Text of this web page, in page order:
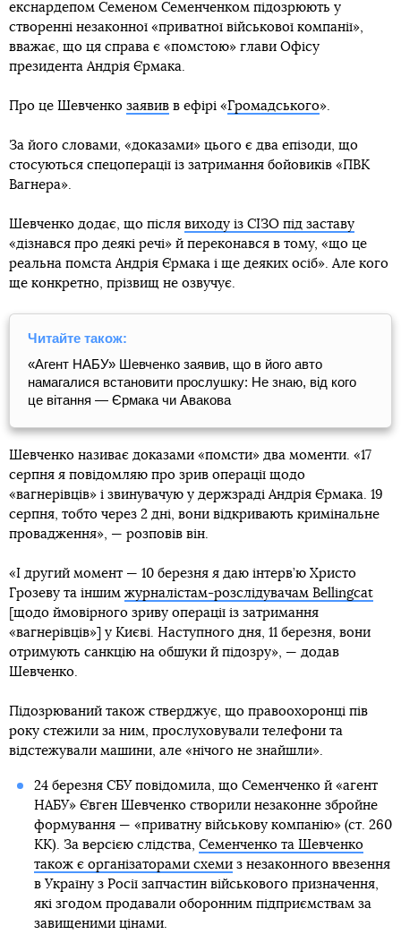
екснардепом Семеном Семенченком підозрюють у
створенні незаконної «приватної військової компанії»,
вважає, що ця справа є «помстою» глави Офісу
президента Андрія Єрмака.
Про це Шевченко заявив в ефірі «Громадського».
За його словами, «доказами» цього є два епізоди, що
стосуються спецоперації із затримання бойовиків «ПВК
Вагнера».
Шевченко додає, що після виходу із СІЗО під заставу
«дізнався про деякі речі» й переконався в тому, «що це
реальна помста Андрія Єрмака і ще деяких осіб». Але кого
ще конкретно, прізвищ не озвучує.
Читайте також:
«Агент НАБУ» Шевченко заявив, що в його авто
намагалися встановити прослушку: Не знаю, від кого
це вітання — Єрмака чи Авакова
Шевченко називає доказами «помсти» два моменти. «17
серпня я повідомляю про зрив операції щодо
«вагнерівців» і звинувачую у держзраді Андрія Єрмака. 19
серпня, тобто через 2 дні, вони відкривають кримінальне
провадження», — розповів він.
«І другий момент — 10 березня я даю інтерв’ю Христо
Грозеву та іншим журналістам-розслідувачам Bellingcat
[щодо ймовірного зриву операції із затримання
«вагнерівців»] у Києві. Наступного дня, 11 березня, вони
отримують санкцію на обшуки й підозру», — додав
Шевченко.
Підозрюваний також стверджує, що правоохоронці пів
року стежили за ним, прослуховували телефони та
відстежували машини, але «нічого не знайшли».
24 березня СБУ повідомила, що Семенченко й «агент
НАБУ» Євген Шевченко створили незаконне збройне
формування — «приватну військову компанію» (ст. 260
КК). За версією слідства, Семенченко та Шевченко
також є організаторами схемиз незаконного ввезення
в Україну з Росії запчастин військового призначення,
які згодом продавали оборонним підприємствам за
завищеними цінами.